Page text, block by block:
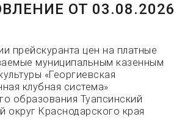
ОТ 03.08.2026
прейскуранта цен на платные
муниципальным казенным
«Георгиевская
клубная система»
образования Туапсинский
округ Краснодарского края